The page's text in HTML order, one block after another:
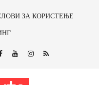
ЗА КОРИСТЕЊЕ